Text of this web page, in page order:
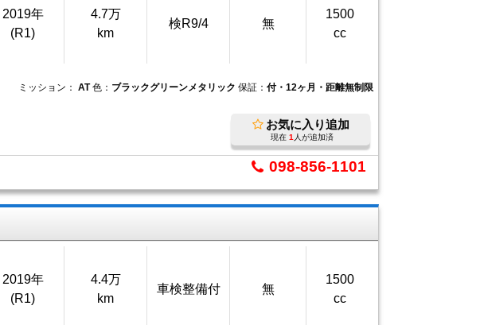
2019年
(R1)
4.7万
km
検R9/4 無
1500
cc
ミッション： AT 色： ブラックグリーンメタリック 保証： 付・12ヶ月・距離無制限
お気に入り追加
現在 1 人が追加済
098-856-1101
2019年
(R1)
4.4万
km
車検整備付 無
1500
cc